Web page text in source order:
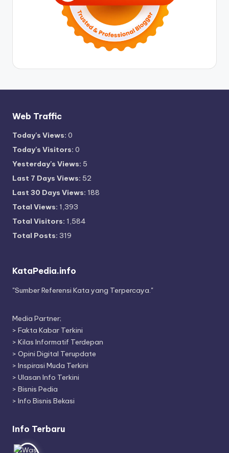
Web Traffic
Today's Views: 0
Today's Visitors: 0
Yesterday's Views: 5
Last 7 Days Views: 52
Last 30 Days Views: 188
Total Views: 1,393
Total Visitors: 1,584
Total Posts: 319
KataPedia.info
"Sumber Referensi Kata yang Terpercaya."
Media Partner;
> Fakta Kabar Terkini
> Kilas Informatif Terdepan
> Opini Digital Terupdate
> Inspirasi Muda Terkini
> Ulasan Info Terkini
> Bisnis Pedia
> Info Bisnis Bekasi
Info Terbaru